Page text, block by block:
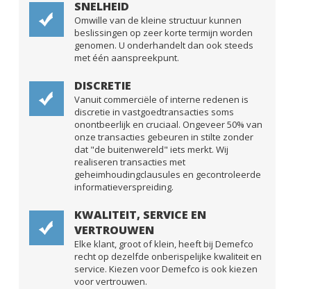
SNELHEID
Omwille van de kleine structuur kunnen
beslissingen op zeer korte termijn worden
genomen. U onderhandelt dan ook steeds
met één aanspreekpunt.
DISCRETIE
Vanuit commerciële of interne redenen is
discretie in vastgoedtransacties soms
onontbeerlijk en cruciaal. Ongeveer 50% van
onze transacties gebeuren in stilte zonder
dat "de buitenwereld" iets merkt. Wij
realiseren transacties met
geheimhoudingclausules en gecontroleerde
informatieverspreiding.
KWALITEIT, SERVICE EN
VERTROUWEN
Elke klant, groot of klein, heeft bij Demefco
recht op dezelfde onberispelijke kwaliteit en
service. Kiezen voor Demefco is ook kiezen
voor vertrouwen.